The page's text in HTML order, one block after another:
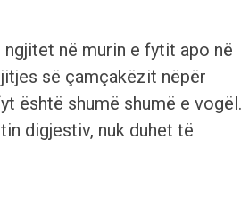
në murin e fytit apo në
së çamçakëzit nëpër
është shumë shumë e vogël.
digjestiv, nuk duhet të